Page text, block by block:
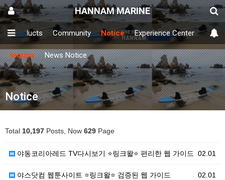
HANNAM MARINE
Products Community Notice Experience Center
Inquiry News Notice
Notice
Total 10,197 Posts, Now 629 Page
02.01
야동코리아레드 TV다시보기 ⭐링크왈⭐ 편리한 웹 가이드
02.01
야스닷컴 웹툰사이트 ⭐링크왈⭐ 검증된 웹 가이드